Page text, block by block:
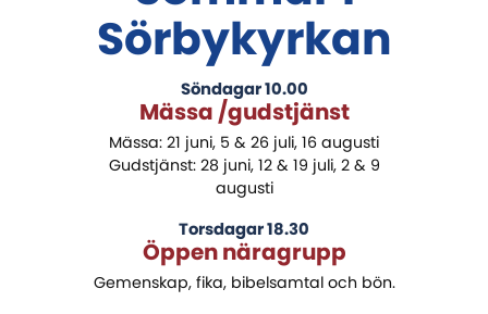
Sörbykyrkan
Söndagar 10.00
Mässa /gudstjänst
Mässa: 21 juni, 5 & 26 juli, 16 augusti
Gudstjänst: 28 juni, 12 & 19 juli, 2 & 9
augusti
Torsdagar 18.30
Öppen näragrupp
Gemenskap, fika, bibelsamtal och bön.